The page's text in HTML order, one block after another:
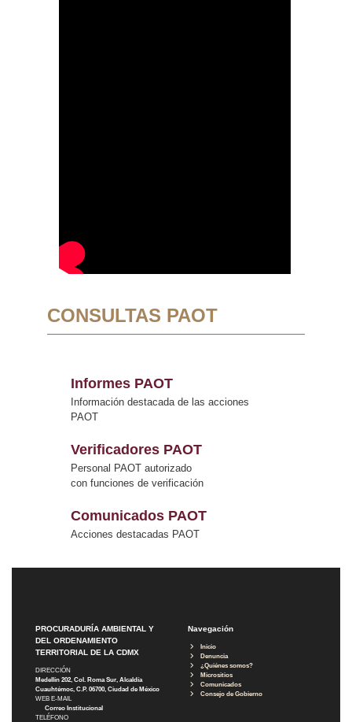
CONSULTAS PAOT
Informes PAOT
Información destacada de las acciones
PAOT
Verificadores PAOT
Personal PAOT autorizado
con funciones de verificación
Comunicados PAOT
Acciones destacadas PAOT
PROCURADURÍA AMBIENTAL Y
DEL ORDENAMIENTO
TERRITORIAL DE LA CDMX
DIRECCIÓN
Medellín 202, Col. Roma Sur, Alcaldía
Cuauhtémoc, C.P. 06700, Ciudad de México
WEB E-MAIL
Correo Institucional
TELÉFONO
Navegación
Inicio
Denuncia
¿Quiénes somos?
Micrositios
Comunicados
Consejo de Gobierno